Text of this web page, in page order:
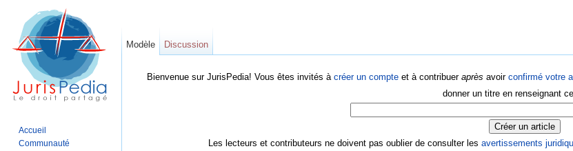
Bienvenue sur JurisPedia! Vous êtes invités à créer un compte et à contribuer après avoir confirmé votre
donner un titre en renseignant
Les lecteurs et contributeurs ne doivent pas oublier de consulter les avertissements
Modèle Discussion
Accueil
Communauté